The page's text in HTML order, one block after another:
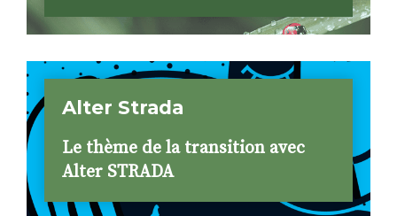
Alter Strada
Le thème de la transition avec
Alter STRADA